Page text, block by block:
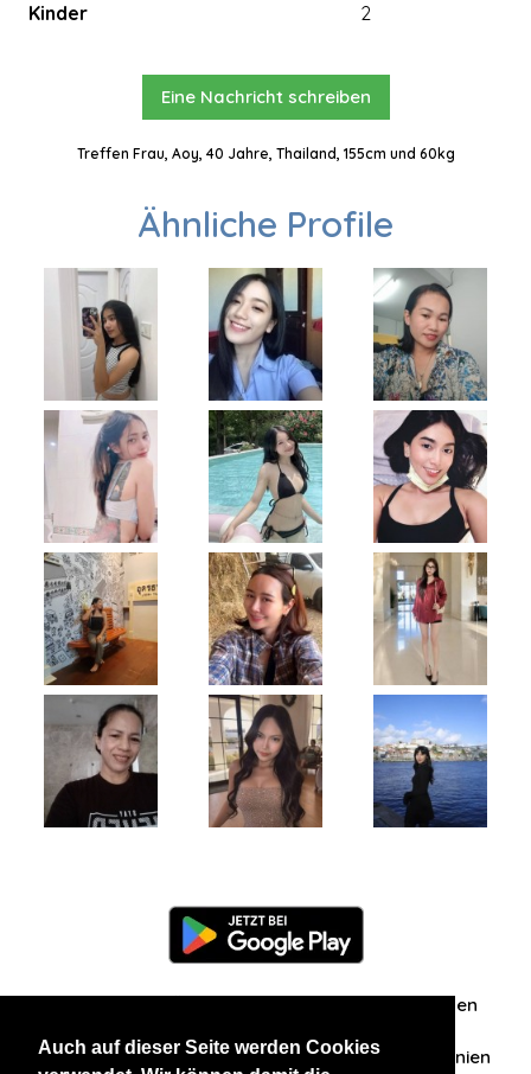
Auch auf dieser Seite werden Cookies
Kinder
2
Eine Nachricht schreiben
Treffen Frau, Aoy, 40 Jahre, Thailand, 155cm und 60kg
Ähnliche Profile
Zuschriften/Erfahrungen
Datenschutzerklärung AGB Datenschutzrichtlinien